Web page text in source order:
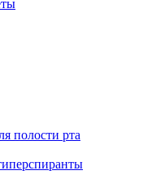
полости рта